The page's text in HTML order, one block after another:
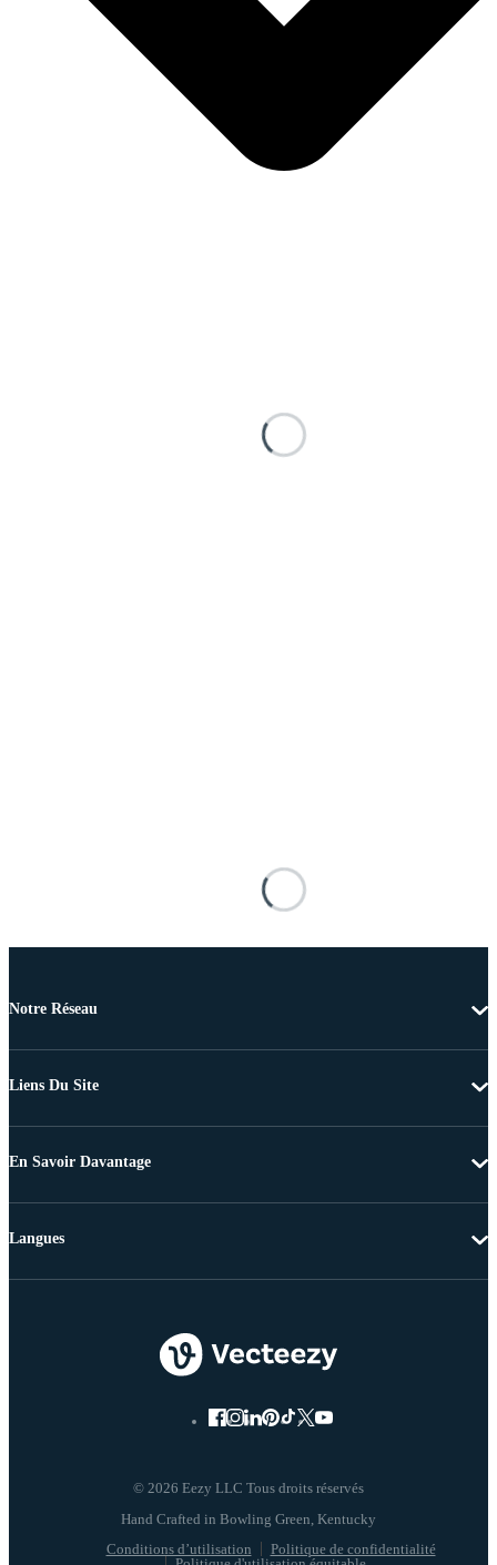
Notre Réseau
Liens Du Site
En Savoir Davantage
© 2026 Eezy LLC Tous droits réservés
Conditions d’utilisation
Politique de confidentialité
Langues